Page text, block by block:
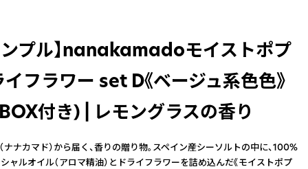
ンプル】nanakamadoモイストポプ
フラワー set D《ベージュ系色色》
付き) | レモングラスの香り
ナカマド）から届く、香りの贈り物。スペイン産シーソルトの中に、100%
ャルオイル（アロマ精油）とドライフラワーを詰め込んだ《モイストポプ